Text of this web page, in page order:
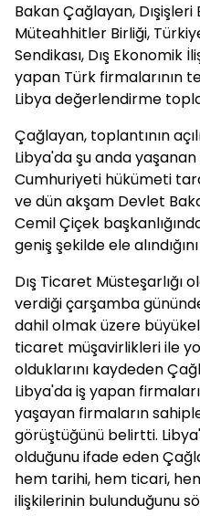
Bakan Çağlayan, Dışişleri
Müteahhitler Birliği,
Sendikası, Dış Ekonomik
yapan Türk firmalarının
Libya değerlendirme
Çağlayan, toplantının
Libya'da şu anda
Cumhuriyeti hükümeti
ve dün akşam Devlet
Cemil Çiçek
geniş şekilde ele
Dış Ticaret Müsteşarlığı
verdiği çarşamba
dahil olmak üzere
ticaret müşavirlikleri ile
olduklarını kaydeden
Libya'da iş yapan firmaları
yaşayan firmaların
görüştüğünü belirtti.
olduğunu ifade eden
hem tarihi, hem ticari,
ilişkilerinin bulunduğunu